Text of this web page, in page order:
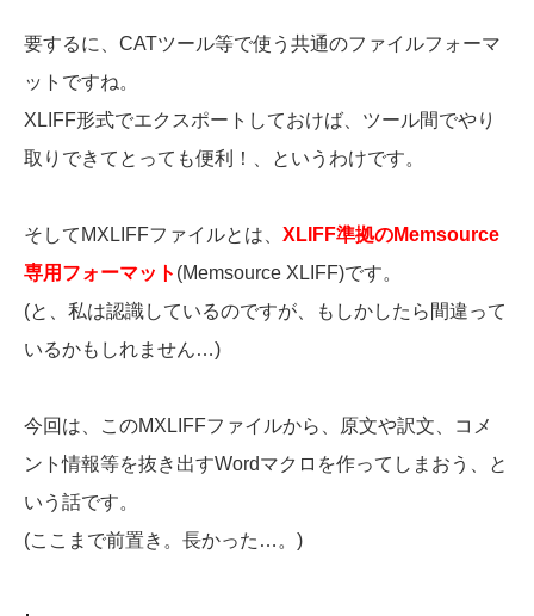
要するに、CATツール等で使う共通のファイルフォーマ
ットですね。
XLIFF形式でエクスポートしておけば、ツール間でやり
取りできてとっても便利！、というわけです。
そしてMXLIFFファイルとは、 XLIFF準拠のMemsource
専用フォーマット (Memsource XLIFF)です。
(と、私は認識しているのですが、もしかしたら間違って
いるかもしれません…)
今回は、このMXLIFFファイルから、原文や訳文、コメ
ント情報等を抜き出すWordマクロを作ってしまおう、と
いう話です。
(ここまで前置き。長かった…。)